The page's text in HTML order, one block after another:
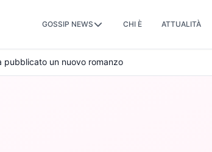
GOSSIP NEWS CHI È ATTUALITÀ
pubblicato un nuovo romanzo